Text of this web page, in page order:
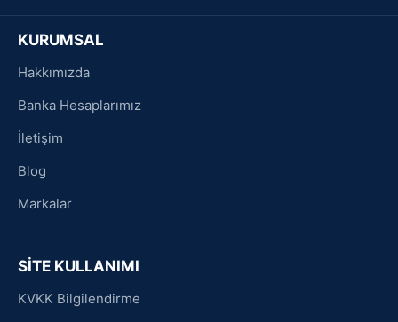
KURUMSAL
Hakkımızda
Banka Hesaplarımız
İletişim
Blog
Markalar
SİTE KULLANIMI
KVKK Bilgilendirme